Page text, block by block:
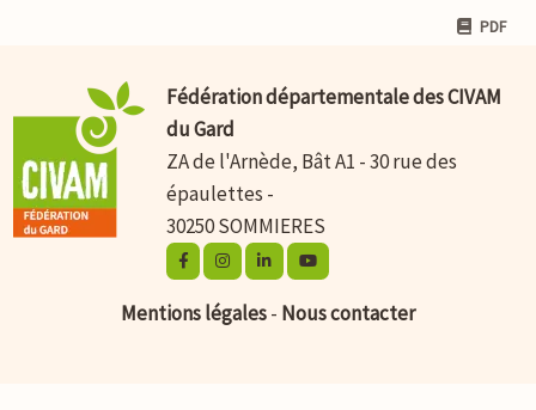
PDF
Fédération départementale des CIVAM
du Gard
ZA de l'Arnède, Bât A1 - 30 rue des
épaulettes -
30250 SOMMIERES
Mentions légales- Nous contacter